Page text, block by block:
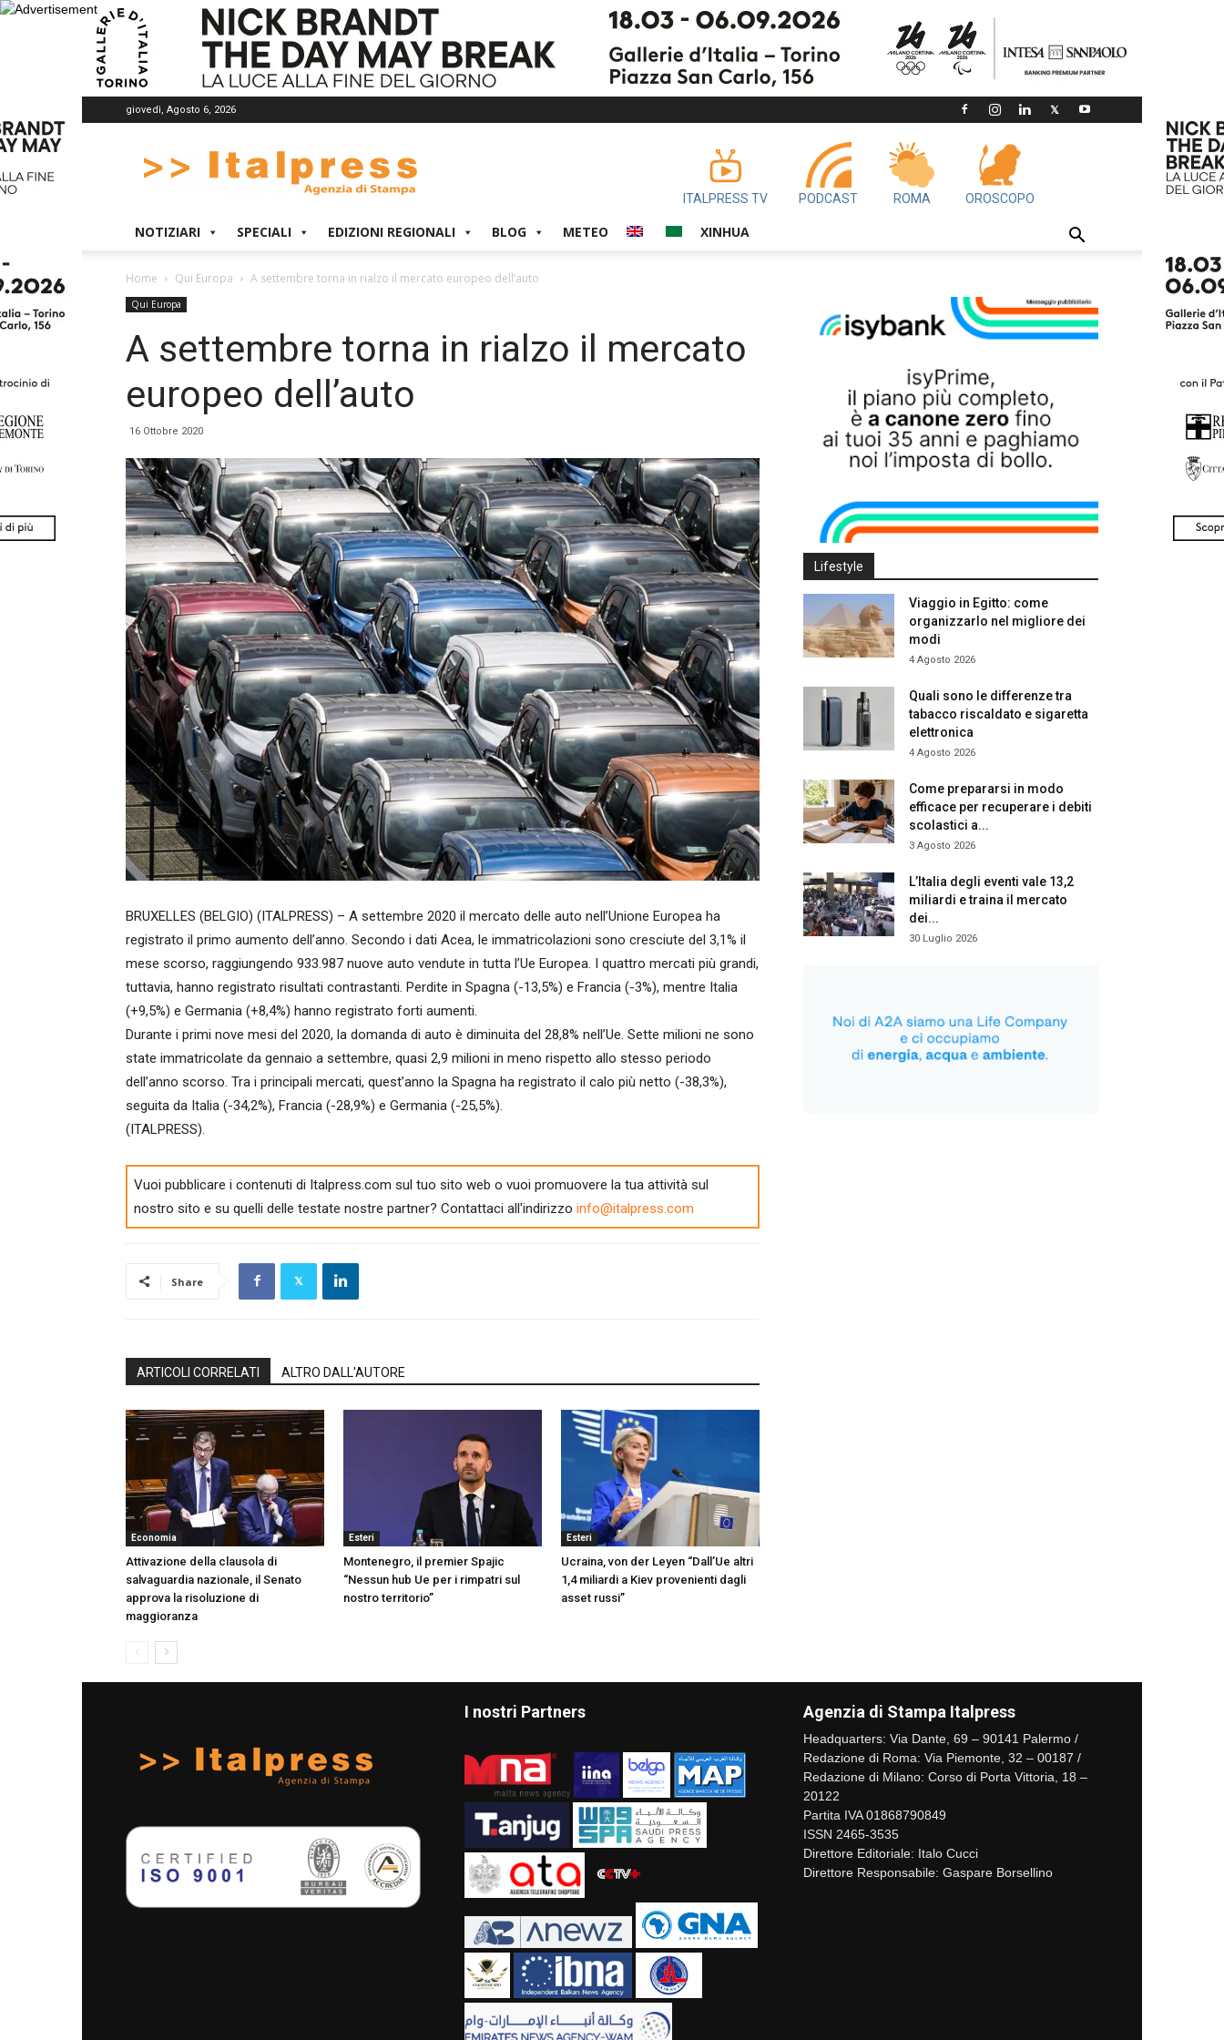
giovedì, Agosto 6, 2026
ITALPRESS TV PODCAST ROMA OROSCOPO
NOTIZIARI SPECIALI EDIZIONI REGIONALI BLOG METEO XINHUA
Home Qui Europa A settembre torna in rialzo il mercato europeo dell’auto
Qui Europa
A settembre torna in rialzo il mercato
europeo dell’auto
16 Ottobre 2020
BRUXELLES (BELGIO) (ITALPRESS) – A settembre 2020 il mercato delle auto nell’Unione Europea ha
registrato il primo aumento dell’anno. Secondo i dati Acea, le immatricolazioni sono cresciute del 3,1% il
mese scorso, raggiungendo 933.987 nuove auto vendute in tutta l’Ue Europea. I quattro mercati più grandi,
tuttavia, hanno registrato risultati contrastanti. Perdite in Spagna (-13,5%) e Francia (-3%), mentre Italia
(+9,5%) e Germania (+8,4%) hanno registrato forti aumenti.
Durante i primi nove mesi del 2020, la domanda di auto è diminuita del 28,8% nell’Ue. Sette milioni ne sono
state immatricolate da gennaio a settembre, quasi 2,9 milioni in meno rispetto allo stesso periodo
dell’anno scorso. Tra i principali mercati, quest’anno la Spagna ha registrato il calo più netto (-38,3%),
seguita da Italia (-34,2%), Francia (-28,9%) e Germania (-25,5%).
(ITALPRESS).
Vuoi pubblicare i contenuti di Italpress.com sul tuo sito web o vuoi promuovere la tua attività sul
nostro sito e su quelli delle testate nostre partner? Contattaci all'indirizzo info@italpress.com
Share
ARTICOLI CORRELATI ALTRO DALL'AUTORE
Economia
Attivazione della clausola di
salvaguardia nazionale, il Senato
approva la risoluzione di
maggioranza
Esteri
Montenegro, il premier Spajic
“Nessun hub Ue per i rimpatri sul
nostro territorio”
Esteri
Ucraina, von der Leyen “Dall’Ue altri
1,4 miliardi a Kiev provenienti dagli
asset russi”
Lifestyle
Viaggio in Egitto: come
organizzarlo nel migliore dei
modi
4 Agosto 2026
Quali sono le differenze tra
tabacco riscaldato e sigaretta
elettronica
4 Agosto 2026
Come prepararsi in modo
efficace per recuperare i debiti
scolastici a...
3 Agosto 2026
L’Italia degli eventi vale 13,2
miliardi e traina il mercato
dei...
30 Luglio 2026
I nostri Partners Agenzia di Stampa Italpress
Headquarters: Via Dante, 69 – 90141 Palermo /
Redazione di Roma: Via Piemonte, 32 – 00187 /
Redazione di Milano: Corso di Porta Vittoria, 18 –
20122
Partita IVA 01868790849
ISSN 2465-3535
Direttore Editoriale: Italo Cucci
Direttore Responsabile: Gaspare Borsellino